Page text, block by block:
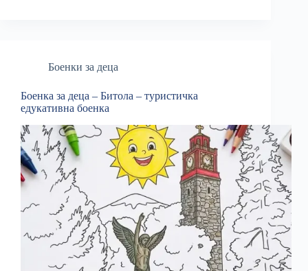
Боенки за деца
Боенка за деца – Битола – туристичка
едукативна боенка